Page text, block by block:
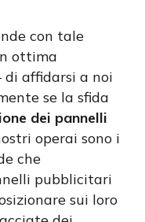
con tale
ottima
di affidarsi a noi
se la sfida
dei pannelli
operai sono i
che
pubblicitari
sui loro